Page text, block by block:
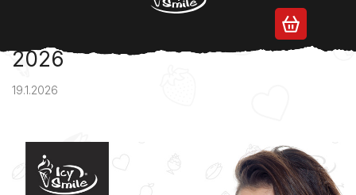
Dny otevřených dveří Icy smile
2026
19.1.2026